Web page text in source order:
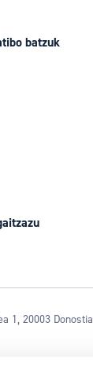
batzuk
1, 20003 Donostia